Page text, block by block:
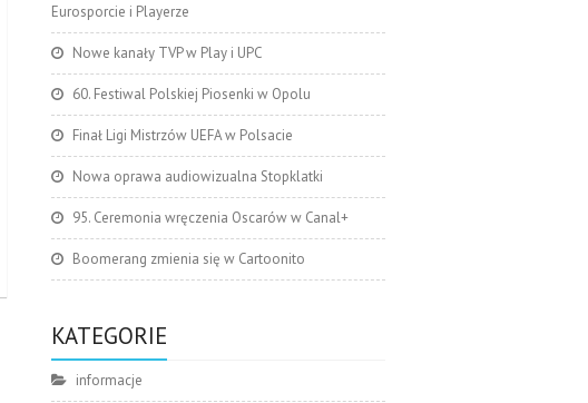
Eurosporcie i Playerze
Nowe kanały TVP w Play i UPC
60. Festiwal Polskiej Piosenki w Opolu
Finał Ligi Mistrzów UEFA w Polsacie
Nowa oprawa audiowizualna Stopklatki
95. Ceremonia wręczenia Oscarów w Canal+
Boomerang zmienia się w Cartoonito
KATEGORIE
informacje